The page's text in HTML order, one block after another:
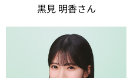
黒見 明香さん